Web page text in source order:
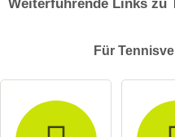
Weiterführende Links zu
Für